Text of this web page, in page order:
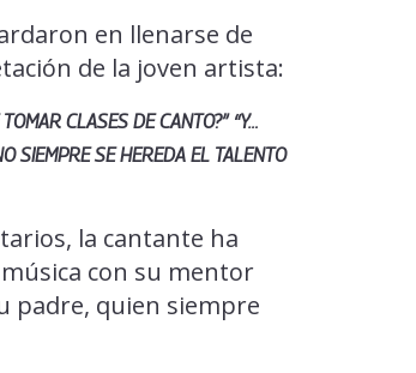
en llenarse de
de la joven artista:
CLASES DE CANTO?” “Y…
SIEMPRE SE HEREDA EL TALENTO
la cantante ha
con su mentor
padre, quien siempre